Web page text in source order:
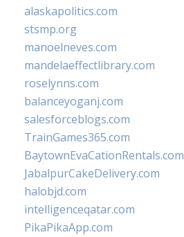
alaskapolitics.com
stsmp.org
manoelneves.com
mandelaeffectlibrary.com
roselynns.com
balanceyoganj.com
salesforceblogs.com
TrainGames365.com
BaytownEvaCationRentals.com
JabalpurCakeDelivery.com
halobjd.com
intelligenceqatar.com
PikaPikaApp.com